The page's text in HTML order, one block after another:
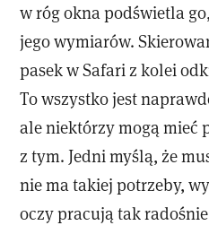
w róg okna podświetla
jego wymiarów.
pasek w Safari z kolei
To wszystko jest
ale niektórzy mogą mieć
z tym. Jedni myślą, że
nie ma takiej potrzeby,
oczy pracują tak